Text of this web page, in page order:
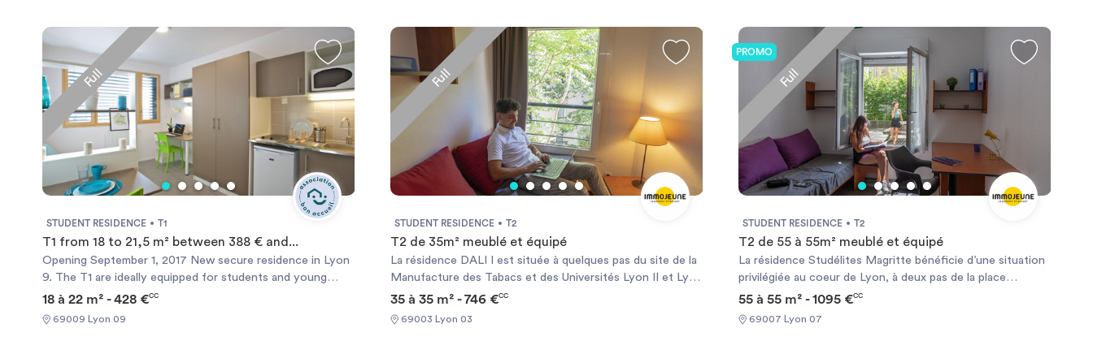
Full
STUDENT RESIDENCE T1
T1 from 18 to 21,5 m² between 388 € and...
Opening September 1, 2017 New secure residence in Lyon
9. The T1 are ideally equipped for students and young
active. In the rent everything is included: water, electricity,
heating and internet.
18 à 22 m² - 428 €CC
69009 Lyon 09
Full
STUDENT RESIDENCE T2
T2 de 35m² meublé et équipé
La résidence DALI I est située à quelques pas du site de la
Manufacture des Tabacs et des Universités Lyon II et Lyon
III. Dans cette résidence meublée, tout a été conçu pour
vous faciliter la vie. L´environnement n´est pas en reste
puisque le bus, le tramway, le métro "Garibaldi", la gare de
35 à 35 m² - 746 €CC
69003 Lyon 03
Full
PROMO
STUDENT RESIDENCE T2
T2 de 55 à 55m² meublé et équipé
La résidence Studélites Magritte bénéficie d’une situation
privilégiée au coeur de Lyon, à deux pas de la place
Bellecour et de la gare de Perrache. Située à 100 mètres
des Universités Lyon II et Lyon III du quai Claude Bernard,
c’est une résidence meublée qui vous offre un maximum de
55 à 55 m² - 1095 €CC
69007 Lyon 07